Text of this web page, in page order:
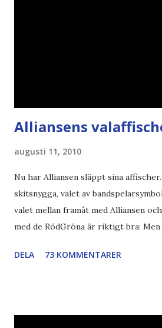
Alliansens
augusti 11, 2010
Nu har Alliansen släppt sina
skitsnygga, valet av
valet mellan framåt med Alliansen
med de RödGröna är riktigt bra:
Piratpartiet FRA-lagen Kultur
DELA 73 KOMMENTARER